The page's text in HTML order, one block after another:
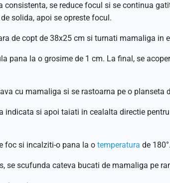
consistenta, se reduce focul si se continua
solida, apoi se opreste focul.
de copt de 38x25 cm si turnati mamaliga in
pana la o grosime de 1 cm. La final, se
cu mamaliga si se rastoarna pe o
indicata si apoi taiati in cealalta directie
foc si incalziti-o pana la o temperatura de 180°.
se scufunda cateva bucati de mamaliga pe